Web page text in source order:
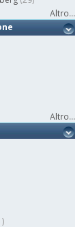
Altro...
Altro...